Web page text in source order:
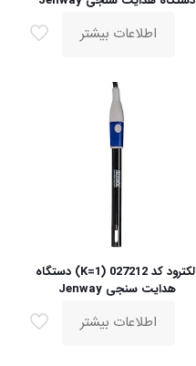
اطلاعات بیشتر
الکترود کد 027212 (K=1) دستگاه
هدایت سنجی Jenway
اطلاعات بیشتر